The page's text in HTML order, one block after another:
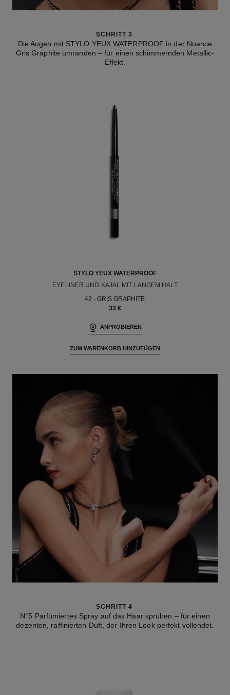
SCHRITT 3
Die Augen mit STYLO YEUX WATERPROOF in der Nuance
Gris Graphite umranden – für einen schimmernden Metallic-
Effekt.
STYLO YEUX WATERPROOF
EYELINER UND KAJAL MIT LANGEM HALT
Ref. 187042
42 - GRIS GRAPHITE
33 €
ANPROBIEREN
ZUM WARENKORB HINZUFÜGEN
SCHRITT 4
N°5 Parfümiertes Spray auf das Haar sprühen – für einen
dezenten, raffinierten Duft, der Ihren Look perfekt vollendet.